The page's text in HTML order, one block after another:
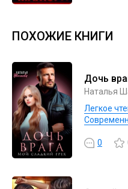
ПОХОЖИЕ КНИГИ
Дочь
Наталья
Легкое
0